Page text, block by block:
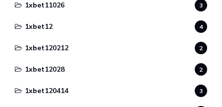
1xbet11026 3
1xbet12 4
1xbet120212 2
1xbet12028 2
1xbet120414 3